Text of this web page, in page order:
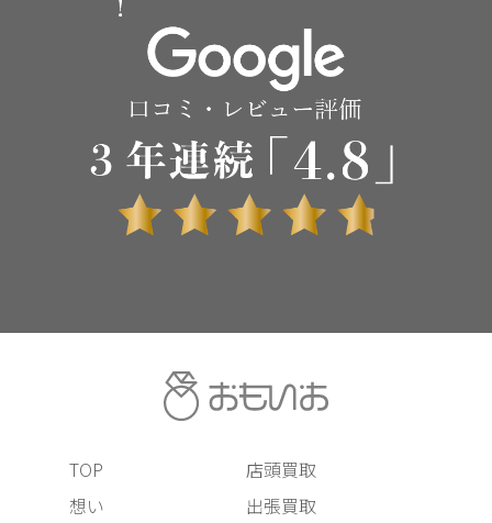
TOP
想い
店頭買取
出張買取